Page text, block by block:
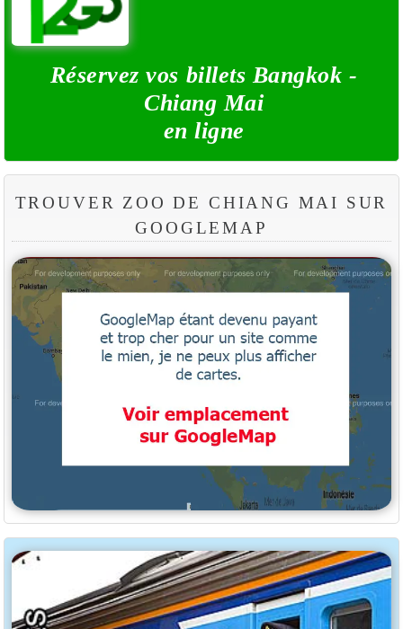
Réservez vos billets Bangkok -
Chiang Mai
en ligne
TROUVER ZOO DE CHIANG MAI SUR
GOOGLEMAP